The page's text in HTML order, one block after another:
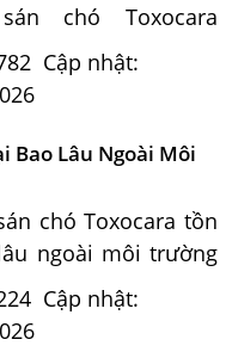
chó Toxocara
Tiến sĩ Bác sĩ
Hằng Lan giải đáp
dẫn điều trị
Cập nhật:
Bao Lâu Ngoài Môi
chó Toxocara tồn
ngoài môi trường
lây nhiễm nguy
con người. Tiến sĩ
Cập nhật:
Demodex Trên Da
Giun Chỉ Bạch Huyết